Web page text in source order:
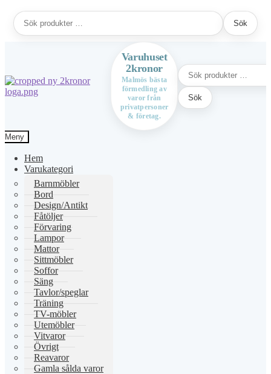
Sök
efter:
Sök
Hoppa
Hoppa
Varuhuset
2kronor
Malmös bästa
förmedling av
varor från
privatpersoner
& företag.
Sök
efter:
Sök
Meny
Hem
Varukategori
Barnmöbler
Bord
Design/Antikt
Fåtöljer
Förvaring
Lampor
Mattor
Sittmöbler
Soffor
Säng
Tavlor/speglar
Träning
TV-möbler
Utemöbler
Vitvaror
Övrigt
Reavaror
Gamla sålda varor